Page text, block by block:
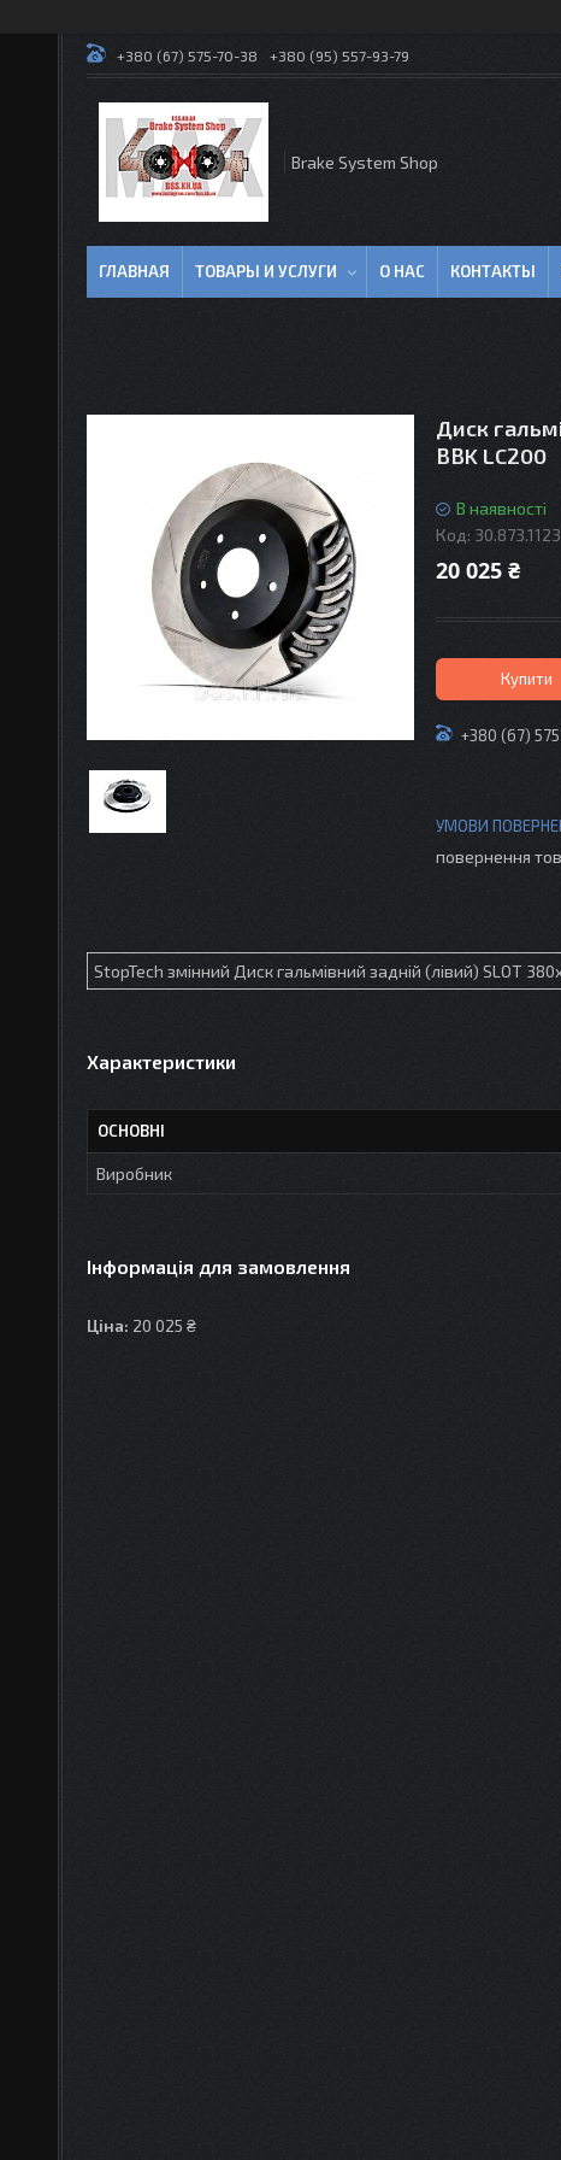
+380 (67) 575-70-38 +380 (95) 557-93-79
Brake System Shop
ГЛАВНАЯ ТОВАРЫ И УСЛУГИ О НАС КОНТАКТЫ
Диск
BBK LC200
В наявності
Код: 30.873.1123
20 025 ₴
Купити
+380 (67)
повернення
StopTech змінний Диск гальмівний задній (лівий) SLOT
Характеристики
ОСНОВНІ
Виробник
Інформація для замовлення
Ціна: 20 025 ₴